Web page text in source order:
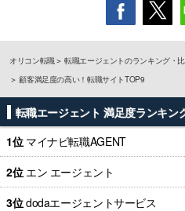
オリコン転職 転職エージェントのランキング・
顧客満足度の高い！転職サイトTOP9
転職エージェント 満足度ランキン
1位 マイナビ転職AGENT
2位 エン エージェント
3位dodaエージェントサービス